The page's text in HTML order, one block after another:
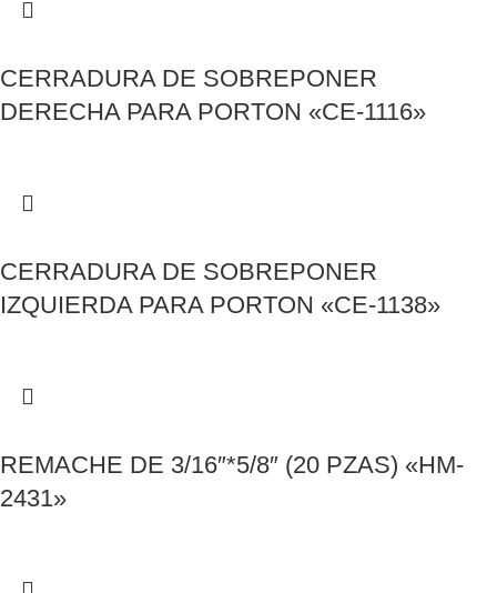
CERRADURA DE SOBREPONER
DERECHA PARA PORTON «CE-1116»
CERRADURA DE SOBREPONER
IZQUIERDA PARA PORTON «CE-1138»
REMACHE DE 3/16″*5/8″ (20 PZAS) «HM-
2431»